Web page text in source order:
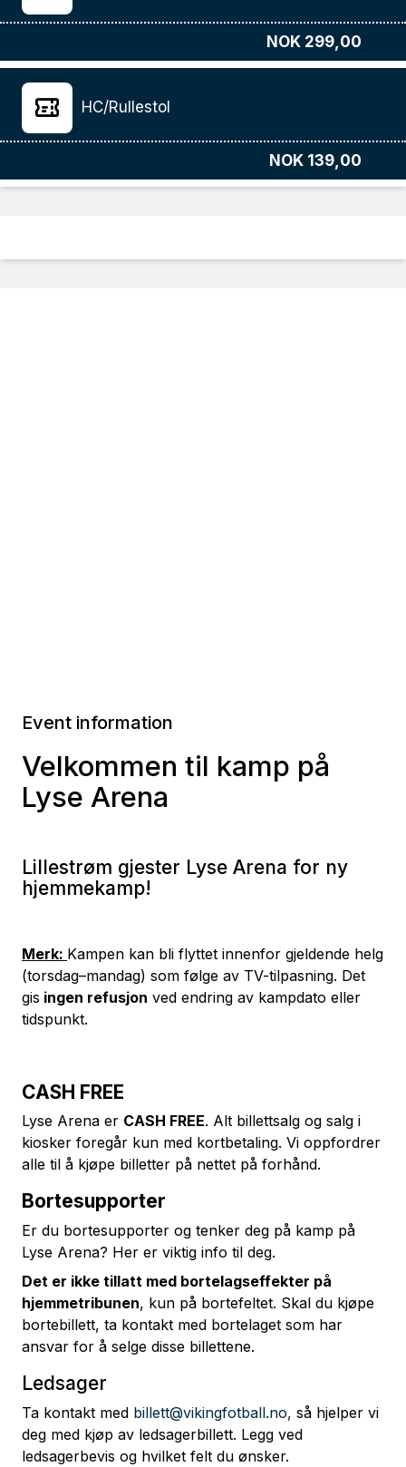
NOK 299,00
HC/Rullestol
NOK 139,00
Event information
Velkommen til kamp på
Lyse Arena
Lillestrøm gjester Lyse Arena for ny
hjemmekamp!
Merk: Kampen kan bli flyttet innenfor gjeldende helg
(torsdag–mandag) som følge av TV-tilpasning. Det
gis ingen refusjon ved endring av kampdato eller
tidspunkt.
CASH FREE
Lyse Arena er CASH FREE. Alt billettsalg og salg i
kiosker foregår kun med kortbetaling. Vi oppfordrer
alle til å kjøpe billetter på nettet på forhånd.
Bortesupporter
Er du bortesupporter og tenker deg på kamp på
Lyse Arena? Her er viktig info til deg.
Det er ikke tillatt med bortelagseffekter på
hjemmetribunen, kun på bortefeltet. Skal du kjøpe
bortebillett, ta kontakt med bortelaget som har
ansvar for å selge disse billettene.
Ledsager
Ta kontakt med billett@vikingfotball.no, så hjelper vi
deg med kjøp av ledsagerbillett. Legg ved
ledsagerbevis og hvilket felt du ønsker.